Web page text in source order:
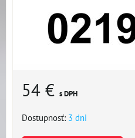
54 € s DPH
Dostupnosť: 3 dni